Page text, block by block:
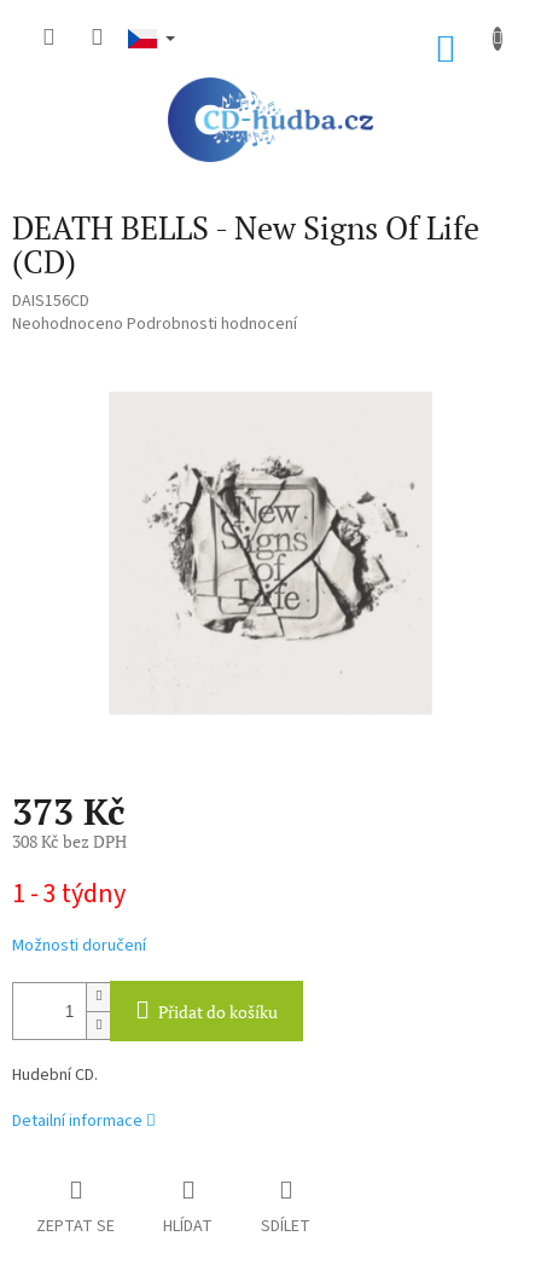
DEATH BELLS - New Signs Of Life
(CD)
DAIS156CD
Průměrné
Neohodnoceno Podrobnosti hodnocení
373 Kč
308 Kč bez DPH
cena:
1 - 3 týdny
Možnosti doručení
Přidat do košíku
Hudební CD.
Detailní informace
ZEPTAT SE HLÍDAT SDÍLET